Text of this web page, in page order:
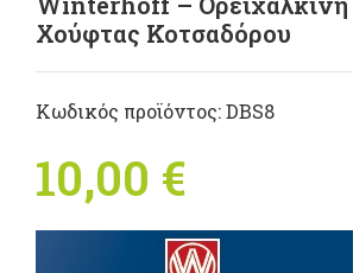
Χούφτας Κοτσαδόρου
Κωδικός προϊόντος:DBS8
10,00 €